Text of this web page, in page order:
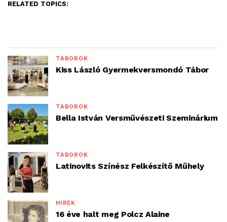
RELATED TOPICS:
TÁBOROK
Kiss László Gyermekversmondó Tábor
TÁBOROK
Bella István Versművészeti Szeminárium
TÁBOROK
Latinovits Színész Felkészítő Műhely
HÍREK
16 éve halt meg Polcz Alaine